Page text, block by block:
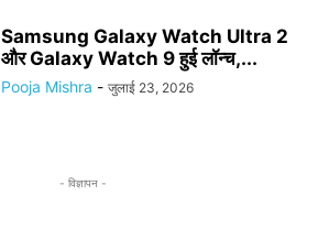
Samsung Galaxy Watch Ultra 2
और Galaxy Watch 9 हुई लॉन्च,...
Pooja Mishra - जुलाई 23, 2026
- विज्ञापन -